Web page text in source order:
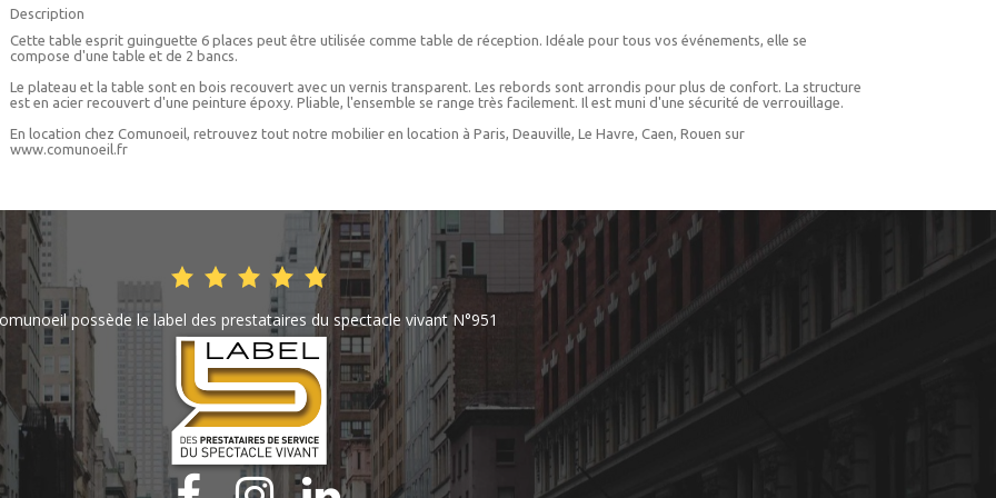
Description
Cette table esprit guinguette 6 places peut être utilisée comme table de réception. Idéale pour tous vos événements, elle se
compose d'une table et de 2 bancs.
Le plateau et la table sont en bois recouvert avec un vernis transparent. Les rebords sont arrondis pour plus de confort. La structure
est en acier recouvert d'une peinture époxy. Pliable, l'ensemble se range très facilement. Il est muni d'une sécurité de verrouillage.
En location chez Comunoeil, retrouvez tout notre mobilier en location à Paris, Deauville, Le Havre, Caen, Rouen sur
www.comunoeil.fr
possède le label des prestataires du spectacle vivant N°951